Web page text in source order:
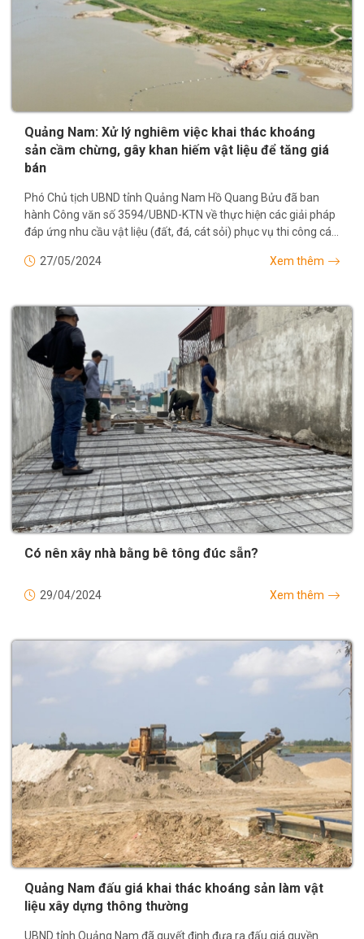
Quảng Nam: Xử lý nghiêm việc khai thác khoáng
sản cầm chừng, gây khan hiếm vật liệu để tăng giá
bán
Phó Chủ tịch UBND tỉnh Quảng Nam Hồ Quang Bửu đã ban
hành Công văn số 3594/UBND-KTN về thực hiện các giải pháp
đáp ứng nhu cầu vật liệu (đất, đá, cát sỏi) phục vụ thi công các
27/05/2024
Xem thêm
Có nên xây nhà bằng bê tông đúc sẵn?
29/04/2024 Xem thêm
Quảng Nam đấu giá khai thác khoáng sản làm vật
liệu xây dựng thông thường
UBND tỉnh Quảng Nam đã quyết định đưa ra đấu giá quyền